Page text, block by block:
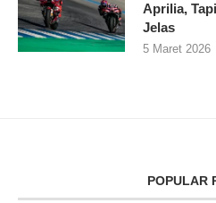
Aprilia,
Jelas
5 Maret 2026
POPULAR